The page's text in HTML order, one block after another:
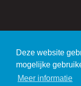
Deze website
mogelijke
Meer informatie
IN DEZE
BTW: